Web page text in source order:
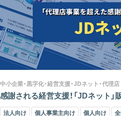
中小企業・黒字化・経営支援・JDネット・代理店
感謝される経営支援！「JDネット
法人向け 個人事業主向け 個人向け